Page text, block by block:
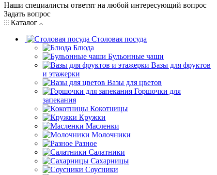
Наши специалисты ответят на любой интересующий вопрос
Задать вопрос
Каталог
Столовая посуда
Блюда
Бульонные чаши
Вазы для фруктов
и этажерки
Вазы для цветов
Горшочки для
запекания
Кокотницы
Кружки
Масленки
Молочники
Разное
Салатники
Сахарницы
Соусники